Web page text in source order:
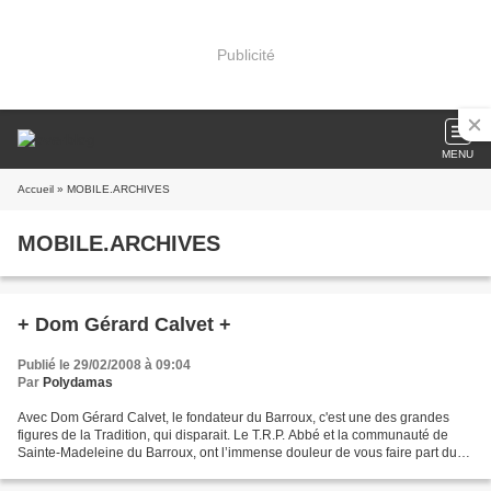
Publicité
MENU
Accueil » MOBILE.ARCHIVES
MOBILE.ARCHIVES
+ Dom Gérard Calvet +
Publié le 29/02/2008 à 09:04
Par Polydamas
Avec Dom Gérard Calvet, le fondateur du Barroux, c'est une des grandes
figures de la Tradition, qui disparait. Le T.R.P. Abbé et la communauté de
Sainte-Madeleine du Barroux, ont l’immense douleur de vous faire part du